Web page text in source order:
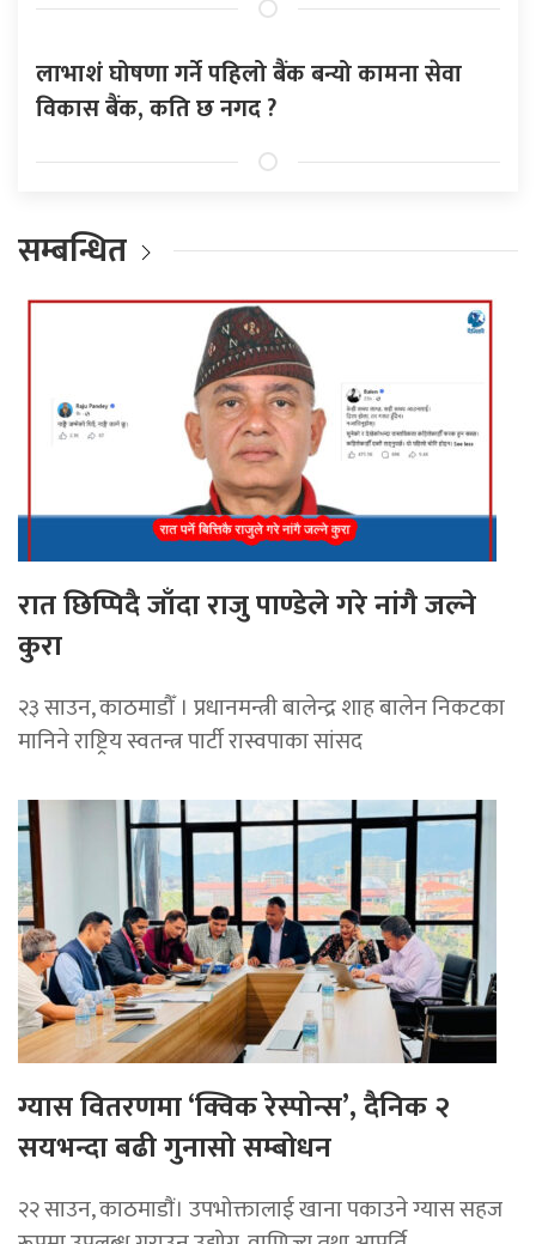
लाभाशं घोषणा गर्ने पहिलो बैंक बन्यो कामना सेवा
विकास बैंक, कति छ नगद ?
सम्बन्धित
रात छिप्पिदै जाँदा राजु पाण्डेले गरे नांगै जल्ने
कुरा
२३ साउन, काठमाडौँ । प्रधानमन्त्री बालेन्द्र शाह बालेन निकटका
मानिने राष्ट्रिय स्वतन्त्र पार्टी रास्वपाका सांसद
ग्यास वितरणमा ‘क्विक रेस्पोन्स’, दैनिक २
सयभन्दा बढी गुनासो सम्बोधन
२२ साउन, काठमाडाैं। उपभोक्तालाई खाना पकाउने ग्यास सहज